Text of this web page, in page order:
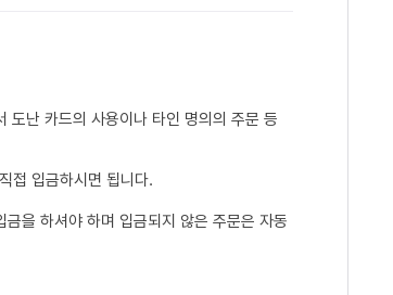
도난 카드의 사용이나 타인 명의의 주문 등
접 입금하시면 됩니다.
을 하셔야 하며 입금되지 않은 주문은 자동